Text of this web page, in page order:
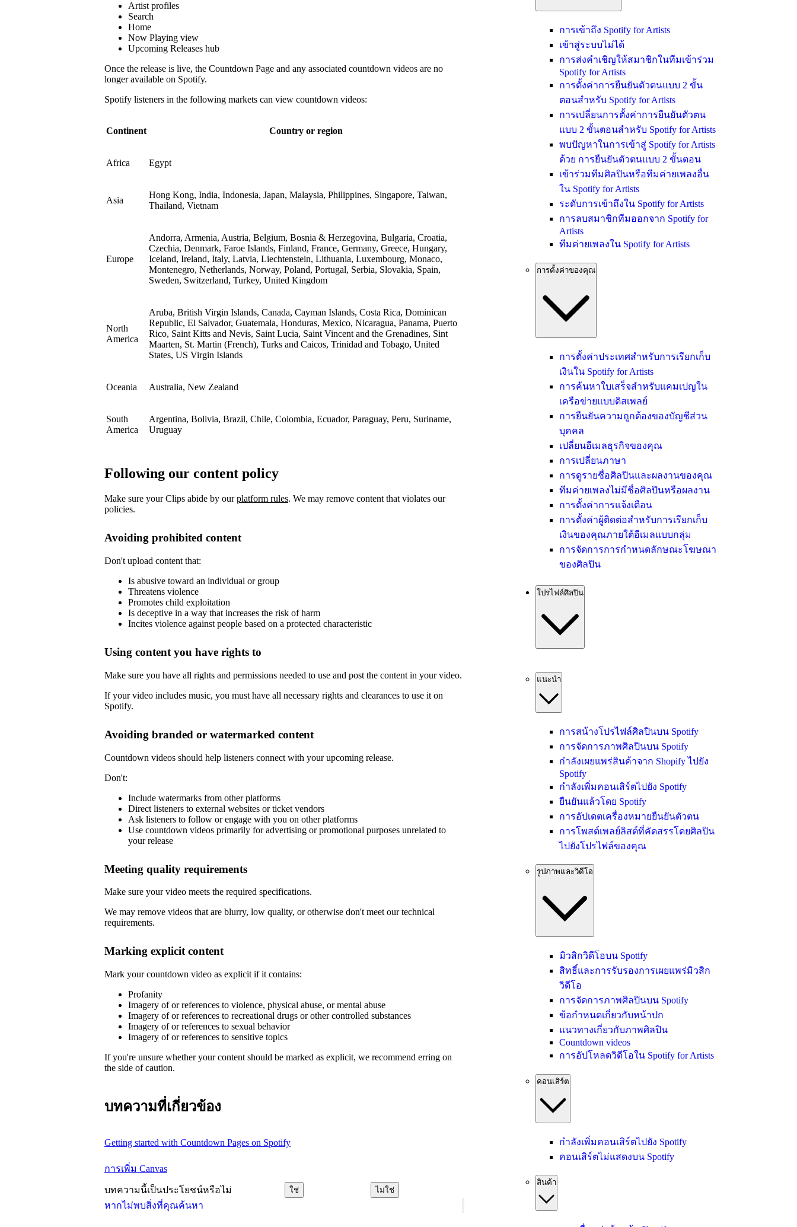
หากไม่พบสิ่งที่คุณค้นหา
Artist profiles
Search
Home
Now Playing view
Upcoming Releases hub
Once the release is live, the Countdown Page and any associated countdown videos are no
longer available on Spotify.
Spotify listeners in the following markets can view countdown videos:
Continent Country or region
Africa Egypt
Asia
Hong Kong, India, Indonesia, Japan, Malaysia, Philippines, Singapore, Taiwan,
Thailand, Vietnam
Europe
Andorra, Armenia, Austria, Belgium, Bosnia & Herzegovina, Bulgaria, Croatia,
Czechia, Denmark, Faroe Islands, Finland, France, Germany, Greece, Hungary,
Iceland, Ireland, Italy, Latvia, Liechtenstein, Lithuania, Luxembourg, Monaco,
Montenegro, Netherlands, Norway, Poland, Portugal, Serbia, Slovakia, Spain,
Sweden, Switzerland, Turkey, United Kingdom
North
America
Aruba, British Virgin Islands, Canada, Cayman Islands, Costa Rica, Dominican
Republic, El Salvador, Guatemala, Honduras, Mexico, Nicaragua, Panama, Puerto
Rico, Saint Kitts and Nevis, Saint Lucia, Saint Vincent and the Grenadines, Sint
Maarten, St. Martin (French), Turks and Caicos, Trinidad and Tobago, United
States, US Virgin Islands
Oceania Australia, New Zealand
South
America
Argentina, Bolivia, Brazil, Chile, Colombia, Ecuador, Paraguay, Peru, Suriname,
Uruguay
Following our content policy
Make sure your Clips abide by ourplatform rules. We may remove content that violates our
policies.
Avoiding prohibited content
Don't upload content that:
Is abusive toward an individual or group
Threatens violence
Promotes child exploitation
Is deceptive in a way that increases the risk of harm
Incites violence against people based on a protected characteristic
Using content you have rights to
Make sure you have all rights and permissions needed to use and post the content in your video.
If your video includes music, you must have all necessary rights and clearances to use it on
Spotify.
Avoiding branded or watermarked content
Countdown videos should help listeners connect with your upcoming release.
Don't:
Include watermarks from other platforms
Direct listeners to external websites or ticket vendors
Ask listeners to follow or engage with you on other platforms
Use countdown videos primarily for advertising or promotional purposes unrelated to
your release
Meeting quality requirements
Make sure your video meets the required specifications.
We may remove videos that are blurry, low quality, or otherwise don't meet our technical
requirements.
Marking explicit content
Mark your countdown video as explicit if it contains:
Profanity
Imagery of or references to violence, physical abuse, or mental abuse
Imagery of or references to recreational drugs or other controlled substances
Imagery of or references to sexual behavior
Imagery of or references to sensitive topics
If you're unsure whether your content should be marked as explicit, we recommend erring on
the side of caution.
บทความที่เกี่ยวข้อง
Getting started with Countdown Pages on Spotify
การเพิ่ม Canvas
บทความนี้เป็นประโยชน์หรือไม่ ใช่ ไม่ใช่
การเข้าถึง Spotify for Artists
เข้าสู่ระบบไม่ได้
การส่งคำเชิญให้สมาชิกในทีมเข้าร่วม
Spotify for Artists
การตั้งค่าการยืนยันตัวตนแบบ 2 ขั้น
ตอนสำหรับ Spotify for Artists
การเปลี่ยนการตั้งค่าการยืนยันตัวตน
แบบ 2 ขั้นตอนสำหรับ Spotify for Artists
พบปัญหาในการเข้าสู่ Spotify for Artists
ด้วย การยืนยันตัวตนแบบ 2 ขั้นตอน
เข้าร่วมทีมศิลปินหรือทีมค่ายเพลงอื่น
ใน Spotify for Artists
ระดับการเข้าถึงใน Spotify for Artists
การลบสมาชิกทีมออกจาก Spotify for
Artists
ทีมค่ายเพลงใน Spotify for Artists
การตั้งค่าของคุณ
การตั้งค่าประเทศสำหรับการเรียกเก็บ
เงินใน Spotify for Artists
การค้นหาใบเสร็จสำหรับแคมเปญใน
เครือข่ายแบบดิสเพลย์
การยืนยันความถูกต้องของบัญชีส่วน
บุคคล
เปลี่ยนอีเมลธุรกิจของคุณ
การเปลี่ยนภาษา
การดูรายชื่อศิลปินและผลงานของคุณ
ทีมค่ายเพลงไม่มีชื่อศิลปินหรือผลงาน
การตั้งค่าการแจ้งเตือน
การตั้งค่าผู้ติดต่อสำหรับการเรียกเก็บ
เงินของคุณภายใต้อีเมลแบบกลุ่ม
การจัดการการกำหนดลักษณะโฆษณา
ของศิลปิน
โปรไฟล์ศิลปิน
แนะนำ
การสน้างโปรไฟล์ศิลปินบน Spotify
การจัดการภาพศิลปินบน Spotify
กำลังเผยแพร่สินค้าจาก Shopify ไปยัง
Spotify
กำลังเพิ่มคอนเสิร์ตไปยัง Spotify
ยืนยันแล้วโดย Spotify
การอัปเดตเครื่องหมายยืนยันตัวตน
การโพสต์เพลย์ลิสต์ที่คัดสรรโดยศิลปิน
ไปยังโปรไฟล์ของคุณ
รูปภาพและวิดีโอ
มิวสิกวิดีโอบน Spotify
สิทธิ์และการรับรองการเผยแพร่มิวสิก
วิดีโอ
การจัดการภาพศิลปินบน Spotify
ข้อกำหนดเกี่ยวกับหน้าปก
แนวทางเกี่ยวกับภาพศิลปิน
Countdown videos
การอัปโหลดวิดีโอใน Spotify for Artists
คอนเสิร์ต
กำลังเพิ่มคอนเสิร์ตไปยัง Spotify
คอนเสิร์ตไม่แสดงบน Spotify
สินค้า